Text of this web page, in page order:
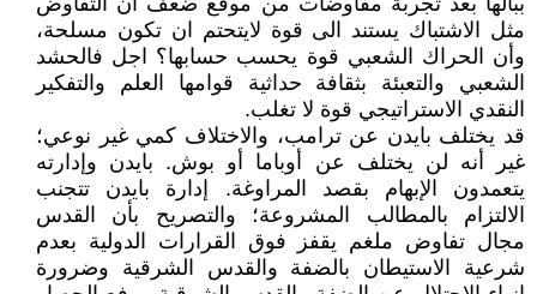
مثل الاشتباك يستند الى قوة لايتحتم ان تكون مسلحة،
وأن الحراك الشعبي قوة يحسب حسابها؟ اجل فالحشد
الشعبي والتعبئة بثقافة حداثية قوامها العلم والتفكير
النقدي الاستراتيجي قوة لا تغلب.
قد يختلف بايدن عن ترامب، والاختلاف كمي غير نوعي؛
غير أنه لن يختلف عن أوباما أو بوش. بايدن وإدارته
يتعمدون الإبهام بقصد المراوغة. إدارة بايدن تتجنب
الالتزام بالمطالب المشروعة؛ والتصريح بأن القدس
مجال تفاوض ملغم يقفز فوق القرارات الدولية بعدم
شرعية الاستيطان بالضفة والقدس الشرقية وضرورة